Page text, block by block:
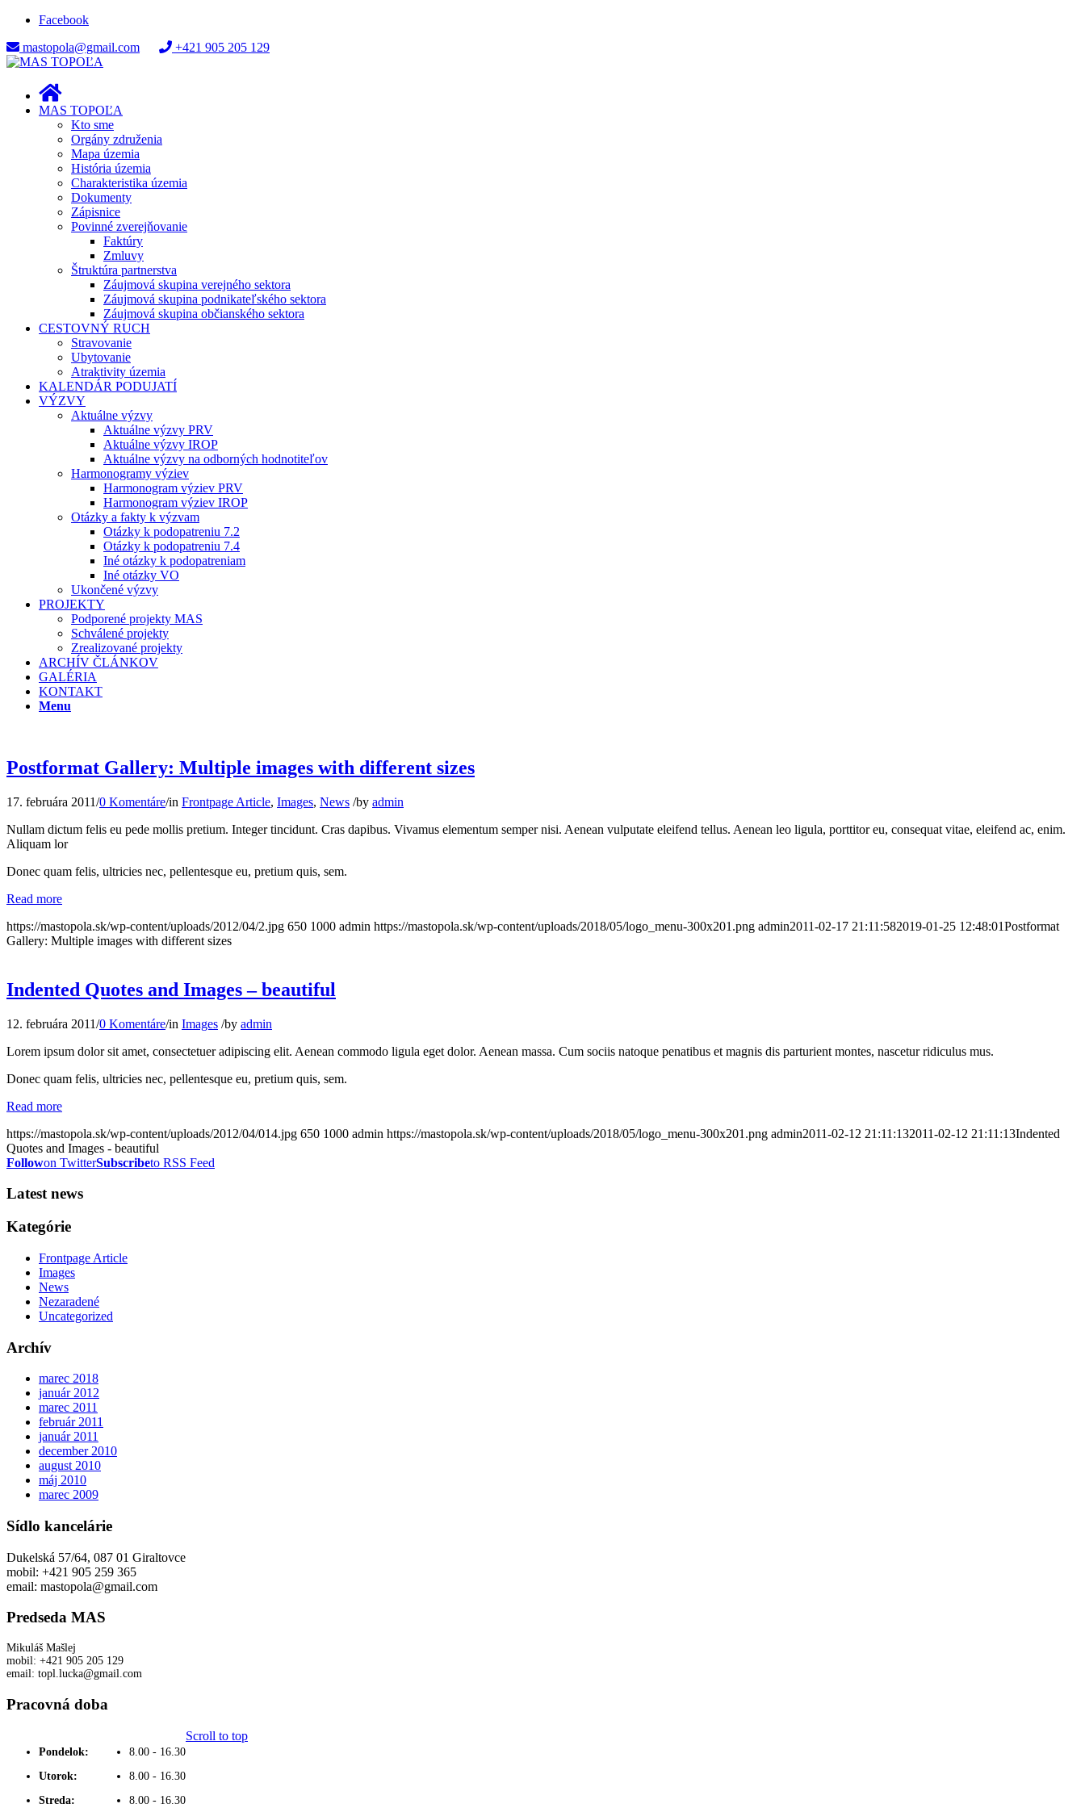
Facebook
mastopola@gmail.com
+421 905 205 129
MAS TOPOĽA
Kto sme
Orgány združenia
Mapa územia
História územia
Charakteristika územia
Dokumenty
Zápisnice
Povinné zverejňovanie
Faktúry
Zmluvy
Štruktúra partnerstva
Záujmová skupina verejného sektora
Záujmová skupina podnikateľského sektora
Záujmová skupina občianského sektora
CESTOVNÝ RUCH
Stravovanie
Ubytovanie
Atraktivity územia
KALENDÁR PODUJATÍ
VÝZVY
Aktuálne výzvy
Aktuálne výzvy PRV
Aktuálne výzvy IROP
Aktuálne výzvy na odborných hodnotiteľov
Harmonogramy výziev
Harmonogram výziev PRV
Harmonogram výziev IROP
Otázky a fakty k výzvam
Otázky k podopatreniu 7.2
Otázky k podopatreniu 7.4
Iné otázky k podopatreniam
Iné otázky VO
Ukončené výzvy
PROJEKTY
Podporené projekty MAS
Schválené projekty
Zrealizované projekty
ARCHÍV ČLÁNKOV
GALÉRIA
KONTAKT
Menu
Postformat Gallery: Multiple images with different sizes
17. februára 2011/0 Komentáre/in Frontpage Article, Images, News /by admin
Nullam dictum felis eu pede mollis pretium. Integer tincidunt. Cras dapibus. Vivamus elementum semper nisi. Aenean vulputate eleifend tellus. Aenean leo ligula, porttitor eu, consequat vitae, eleifend ac, enim.
Aliquam lor
Donec quam felis, ultricies nec, pellentesque eu, pretium quis, sem.
Read more
https://mastopola.sk/wp-content/uploads/2012/04/2.jpg 650 1000 admin https://mastopola.sk/wp-content/uploads/2018/05/logo_menu-300x201.png admin2011-02-17 21:11:582019-01-25 12:48:01Postformat
Gallery: Multiple images with different sizes
Indented Quotes and Images – beautiful
12. februára 2011/0 Komentáre/in Images /by admin
Lorem ipsum dolor sit amet, consectetuer adipiscing elit. Aenean commodo ligula eget dolor. Aenean massa. Cum sociis natoque penatibus et magnis dis parturient montes, nascetur ridiculus mus.
Donec quam felis, ultricies nec, pellentesque eu, pretium quis, sem.
Read more
https://mastopola.sk/wp-content/uploads/2012/04/014.jpg 650 1000 admin https://mastopola.sk/wp-content/uploads/2018/05/logo_menu-300x201.png admin2011-02-12 21:11:132011-02-12 21:11:13Indented
Quotes and Images - beautiful
Followon TwitterSubscribeto RSS Feed
Latest news
Kategórie
Frontpage Article
Images
News
Nezaradené
Uncategorized
Archív
marec 2018
január 2012
marec 2011
február 2011
január 2011
december 2010
august 2010
máj 2010
marec 2009
Sídlo kancelárie
Dukelská 57/64, 087 01 Giraltovce
mobil: +421 905 259 365
email: mastopola@gmail.com
Predseda MAS
Mikuláš Mašlej
mobil: +421 905 205 129
email: topl.lucka@gmail.com
Pracovná doba
Pondelok:
Utorok:
Streda:
8.00 - 16.30
8.00 - 16.30
8.00 - 16.30
Scroll to top